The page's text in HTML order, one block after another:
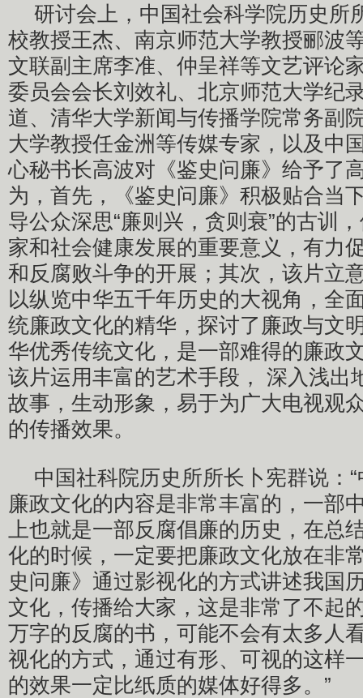
研讨会上，中国社会科学院历史所
校教授王杰、南京师范大学教授郦波
文联副主席李准、仲呈祥等文艺评论
委员会会长刘效礼、北京师范大学纪
道、清华大学新闻与传播学院常务副
大学教授任金洲等传媒专家，以及中
心秘书长高波对《鉴史问廉》给予了
为，首先，《鉴史问廉》积极贴合当
导公众深思“廉则兴，贪则衰”的古训
家和社会健康发展的重要意义，有力
和反腐败斗争的开展；其次，该片立
以纵览中华五千年历史的大视角，全
统廉政文化的精华，探讨了廉政与文
华优秀传统文化，是一部难得的廉政
该片运用丰富的艺术手段， 深入浅出
故事，生动形象，易于为广大电视观
的传播效果。
中国社科院历史所所长卜宪群说：
廉政文化的内容是非常丰富的，一部
上也就是一部反腐倡廉的历史，在总
化的时候，一定要把廉政文化放在非
史问廉》通过影视化的方式讲述我国
文化，传播给大家，这是非常了不起
万字的反腐的书，可能不会有太多人
视化的方式，通过有形、可视的这样
的效果一定比纸质的媒体好得多。”